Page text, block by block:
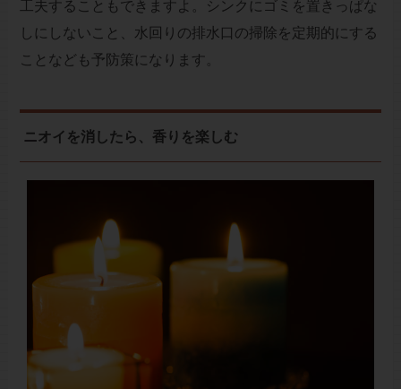
工夫することもできますよ。シンクにゴミを置きっぱな
しにしないこと、水回りの排水口の掃除を定期的にする
ことなども予防策になります。
ニオイを消したら、香りを楽しむ